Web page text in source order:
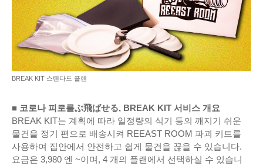
BREAK KIT 스탠다드 플랜
■ 코로나 피로를ぶ飛ばせる, BREAK KIT 서비스 개요
BREAK KIT는 계획에 따라 일정량의 식기 등의 깨지기 쉬운
물건을 정기 편으로 배송시켜 REEAST ROOM 파괴 키트를
사용하여 집안에서 안전하고 쉽게 물건을 끊을 수 있습니다.
요금은 3,980 엔 ~이며, 4 개의 플랜에서 선택하실 수 있습니